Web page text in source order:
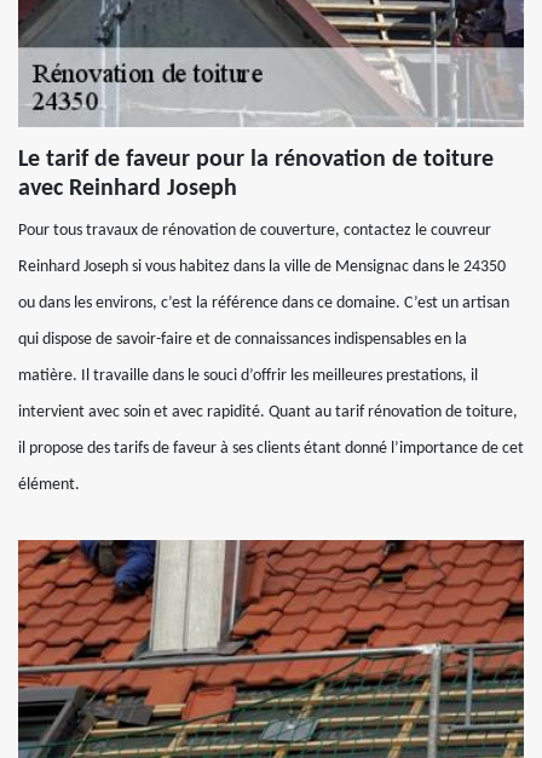
Le tarif de faveur pour la rénovation de toiture
avec Reinhard Joseph
Pour tous travaux de rénovation de couverture, contactez le couvreur
Reinhard Joseph si vous habitez dans la ville de Mensignac dans le 24350
ou dans les environs, c’est la référence dans ce domaine. C’est un artisan
qui dispose de savoir-faire et de connaissances indispensables en la
matière. Il travaille dans le souci d’offrir les meilleures prestations, il
intervient avec soin et avec rapidité. Quant au tarif rénovation de toiture,
il propose des tarifs de faveur à ses clients étant donné l’importance de cet
élément.